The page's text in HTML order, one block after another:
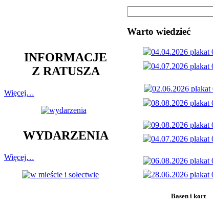
INFORMACJE
Z RATUSZA
Więcej…
WYDARZENIA
Więcej…
Warto wiedzieć
Basen i kort